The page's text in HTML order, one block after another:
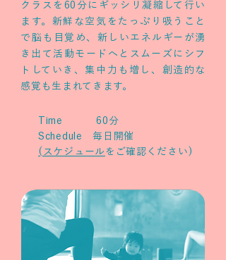
クラスを60分にギッシリ凝縮して行い
ます。新鮮な空気をたっぷり吸うこと
で脳も目覚め、新しいエネルギーが湧
き出て活動モードへとスムーズにシフ
トしていき、集中力も増し、創造的な
感覚も生まれてきます。
Time 60分
Schedule 毎日開催
(スケジュール をご確認ください)